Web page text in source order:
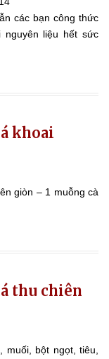
các bạn công thức
liệu hết sức
khoai
giòn – 1 muỗng cà
thu chiên
bột ngọt, tiêu,